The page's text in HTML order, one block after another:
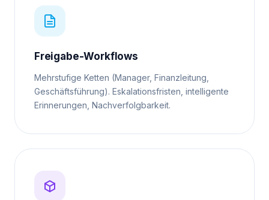
Freigabe-Workflows
Mehrstufige Ketten (Manager, Finanzleitung,
Geschäftsführung). Eskalationsfristen, intelligente
Erinnerungen, Nachverfolgbarkeit.